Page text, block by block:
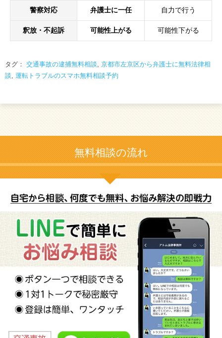
警察対応 弁護士に一任 自力で行う
釈放・不起訴 可能性上がる 可能性下がる
タグ： 交通事故の逮捕無料相談, 京都市左京区から弁護士に無料法律相
談, 運転トラブルのスマホ無料相談予約
無料相談の流れ